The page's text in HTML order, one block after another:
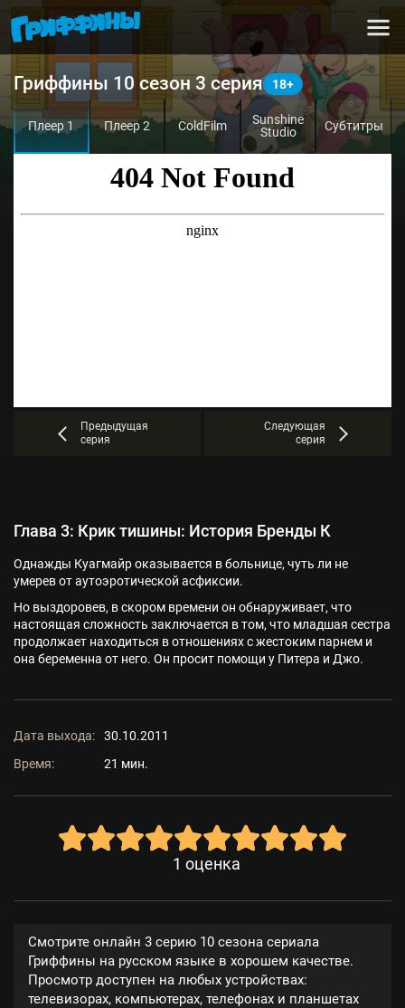
Гриффины 10 сезон 3 серия
Плеер 1 Плеер 2 ColdFilm
Sunshine
Studio
Субтитры
Предыдущая
серия
Следующая
серия
Глава 3: Крик тишины: История Бренды К
Однажды Куагмайр оказывается в больнице, чуть ли не
умерев от аутоэротической асфиксии.
Но выздоровев, в скором времени он обнаруживает, что
настоящая сложность заключается в том, что младшая сестра
продолжает находиться в отношениях с жестоким парнем и
она беременна от него. Он просит помощи у Питера и Джо.
Дата выхода:
30.10.2011
Время:
21 мин.
1 оценка
Смотрите онлайн 3 серию 10 сезона сериала
Гриффины на русском языке в хорошем качестве.
Просмотр доступен на любых устройствах:
телевизорах, компьютерах, телефонах и планшетах